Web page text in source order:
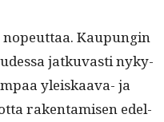
Kaupun­gin
jatku­vasti nyky­
yleiskaa­va- ja
rak­en­tamisen edel­